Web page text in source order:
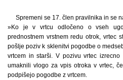
Spremeni se 17. člen pravilnika in se
»Ko je v vrtcu odločeno o vseh
prednostnem vrstnem redu otrok, vrtec
pošlje poziv k sklenitvi pogodbe o
vrtcem in starši. V pozivu vrtec
umaknili vlogo za vpis otroka v vrtec,
podpišejo pogodbe z vrtcem.